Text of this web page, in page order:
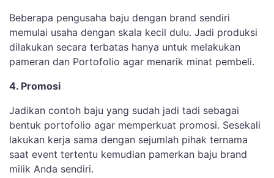
Beberapa pengusaha baju dengan brand sendiri
memulai usaha dengan skala kecil dulu. Jadi produksi
dilakukan secara terbatas hanya untuk melakukan
pameran dan Portofolio agar menarik minat pembeli.
4. Promosi
Jadikan contoh baju yang sudah jadi tadi sebagai
bentuk portofolio agar memperkuat promosi. Sesekali
lakukan kerja sama dengan sejumlah pihak ternama
saat event tertentu kemudian pamerkan baju brand
milik Anda sendiri.